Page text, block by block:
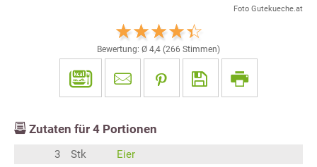
Foto Gutekueche.at
Bewertung: Ø 4,4 (266 Stimmen)
Zutaten für 4 Portionen
3 Stk
Eier